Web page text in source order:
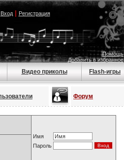
Вход| Регистрация
Помощь
Добавить в избранное
Видео приколы Flash-игры
Форум
Имя
Пароль